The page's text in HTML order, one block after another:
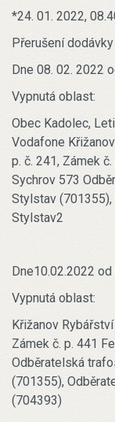
*24. 01. 2022,
Přerušení
Dne 08. 02. 2022
Vypnutá oblast:
Obec Kadolec,
Vodafone
p. č. 241, Zámek
Sychrov 573
Stylstav
Stylstav2
Dne10.02.2022
Vypnutá oblast:
Křižanov
Zámek č. p. 441
Odběratelská
(701355),
(704393)